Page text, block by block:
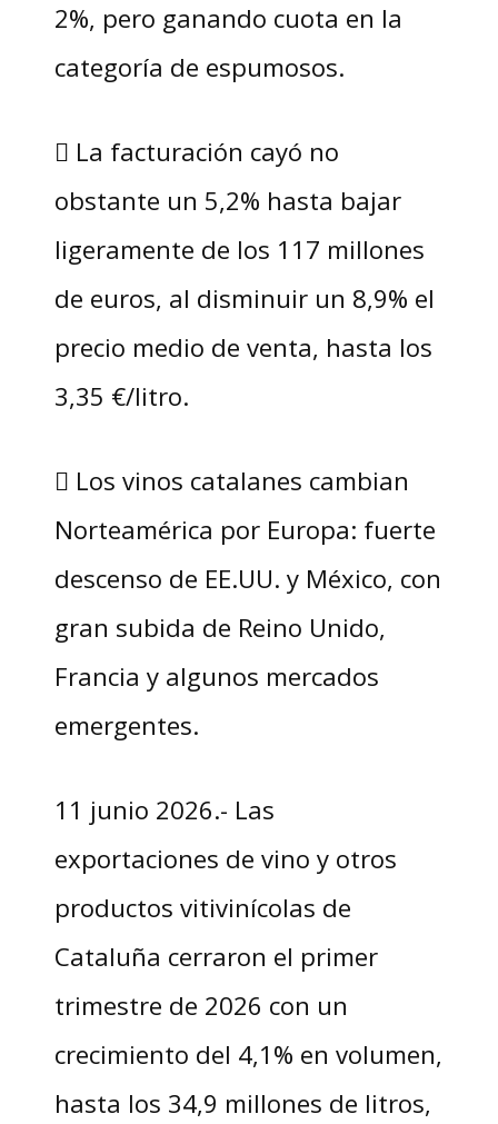
2%, pero ganando cuota en la
categoría de espumosos.
 La facturación cayó no
obstante un 5,2% hasta bajar
ligeramente de los 117 millones
de euros, al disminuir un 8,9% el
precio medio de venta, hasta los
3,35 €/litro.
 Los vinos catalanes cambian
Norteamérica por Europa: fuerte
descenso de EE.UU. y México, con
gran subida de Reino Unido,
Francia y algunos mercados
emergentes.
11 junio 2026.- Las
exportaciones de vino y otros
productos vitivinícolas de
Cataluña cerraron el primer
trimestre de 2026 con un
crecimiento del 4,1% en volumen,
hasta los 34,9 millones de litros,